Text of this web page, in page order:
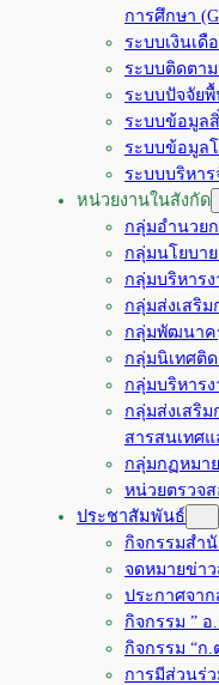
การศึกษา
ระบบเงินเดื
ระบบติดตาม
ระบบปัจจัยพื้
ระบบข้อมูลสิ่
ระบบข้อมูล
ระบบบริหา
หน่วยงานในสังกัด
กลุ่มอำนวย
กลุ่มนโยบา
กลุ่มบริหาร
กลุ่มส่งเสริ
กลุ่มพัฒนาค
กลุ่มนิเทศติ
กลุ่มบริหาร
กลุ่มส่งเสริ
สารสนเทศ
กลุ่มกฏหมา
หน่วยตรวจ
ประชาสัมพันธ์
กิจกรรมสำ
จดหมายข่า
ประกาศจา
กิจกรรม ”
กิจกรรม “ก
การมีส่วนร่